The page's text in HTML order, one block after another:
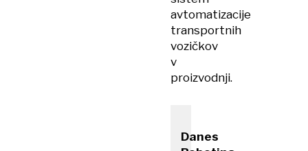
avtomatizacije
transportnih
vozičkov
v
proizvodnji.
Danes